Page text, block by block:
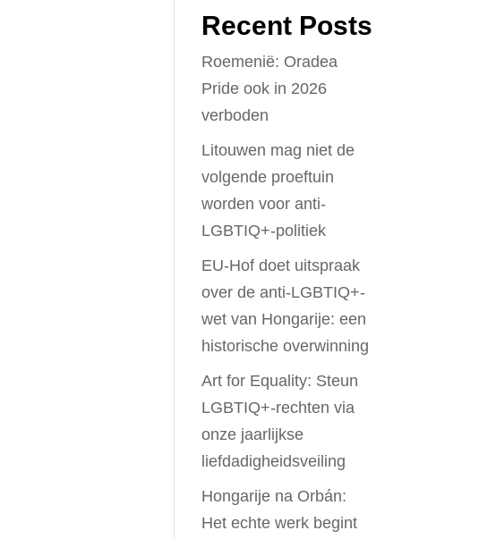
Recent Posts
Roemenië: Oradea
Pride ook in 2026
verboden
Litouwen mag niet de
volgende proeftuin
worden voor anti-
LGBTIQ+-politiek
EU-Hof doet uitspraak
over de anti-LGBTIQ+-
wet van Hongarije: een
historische overwinning
Art for Equality: Steun
LGBTIQ+-rechten via
onze jaarlijkse
liefdadigheidsveiling
Hongarije na Orbán:
Het echte werk begint